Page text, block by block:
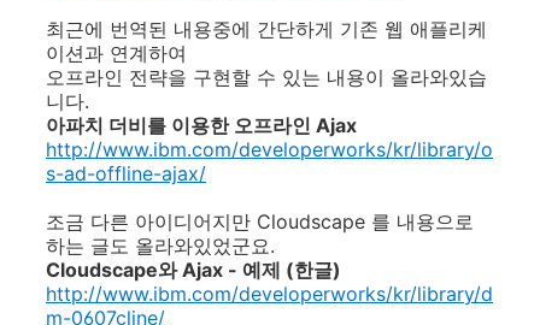
최근에 번역된 내용중에 간단하게 기존 웹 애플리케
이션과 연계하여
오프라인 전략을 구현할 수 있는 내용이 올라와있습
니다.
아파치 더비를 이용한 오프라인 Ajax
http://www.ibm.com/developerworks/kr/library/o
s-ad-offline-ajax/
조금 다른 아이디어지만 Cloudscape 를 내용으로
하는 글도 올라와있었군요.
Cloudscape와 Ajax - 예제 (한글)
http://www.ibm.com/developerworks/kr/library/d
m-0607cline/